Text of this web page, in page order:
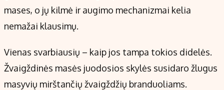
mases, o jų kilmė ir augimo mechanizmai kelia
nemažai klausimų.
Vienas svarbiausių – kaip jos tampa tokios didelės.
Žvaigždinės masės juodosios skylės susidaro žlugus
masyvių mirštančių žvaigždžių branduoliams.